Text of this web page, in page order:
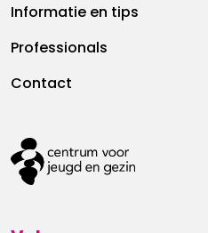
Informatie en tips
Professionals
Contact